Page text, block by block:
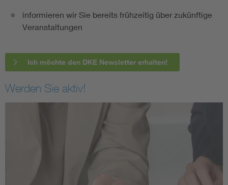
informieren wir Sie bereits frühzeitig über zukünftige
Veranstaltungen
Ich möchte den DKE Newsletter erhalten!
Werden Sie aktiv!